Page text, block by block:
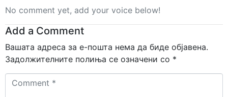
No comment yet, add your voice below!
Add a Comment
Вашата адреса за е-пошта нема да биде објавена.
Задолжителните полиња се означени со *
Comment